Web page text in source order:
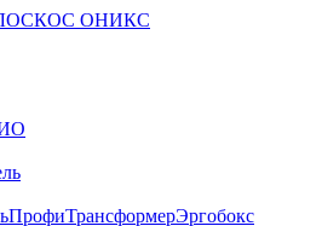
КОС ОНИКС
ПрофиТрансформерЭргобокс